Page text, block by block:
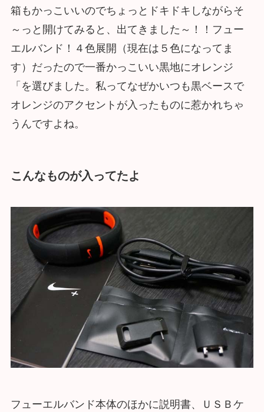
箱もかっこいいのでちょっとドキドキしながらそ
～っと開けてみると、出てきました～！！フュー
エルバンド！４色展開（現在は５色になってま
す）だったので一番かっこいい黒地にオレンジ
「を選びました。私ってなぜかいつも黒ベースで
オレンジのアクセントが入ったものに惹かれちゃ
うんですよね。
こんなものが入ってたよ
フューエルバンド本体のほかに説明書、ＵＳＢケ